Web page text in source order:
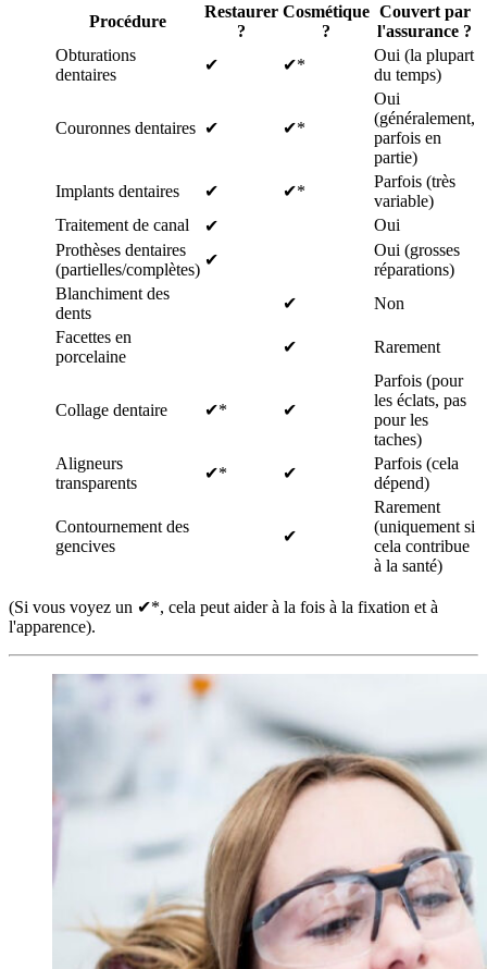
Procédure
Restaurer
?
Cosmétique
?
Couvert par
l'assurance ?
Obturations
dentaires
✔ ✔*
Oui (la plupart
du temps)
Couronnes dentaires ✔ ✔*
Oui
(généralement,
parfois en
partie)
Implants dentaires
✔ ✔*
Parfois (très
variable)
Traitement de canal
✔
Oui
Prothèses dentaires
(partielles/complètes)
✔
Oui (grosses
réparations)
Blanchiment des
dents
✔
Non
Facettes en
porcelaine
✔ Rarement
Collage dentaire ✔* ✔
Parfois (pour
les éclats, pas
pour les
taches)
Aligneurs
transparents
✔* ✔
Parfois (cela
dépend)
Contournement des
gencives
✔
Rarement
(uniquement si
cela contribue
à la santé)
(Si vous voyez un ✔*, cela peut aider à la fois à la fixation et à
l'apparence).